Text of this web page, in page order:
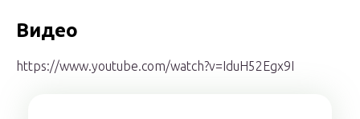
Видео
https://www.youtube.com/watch?v=IduH52Egx9I